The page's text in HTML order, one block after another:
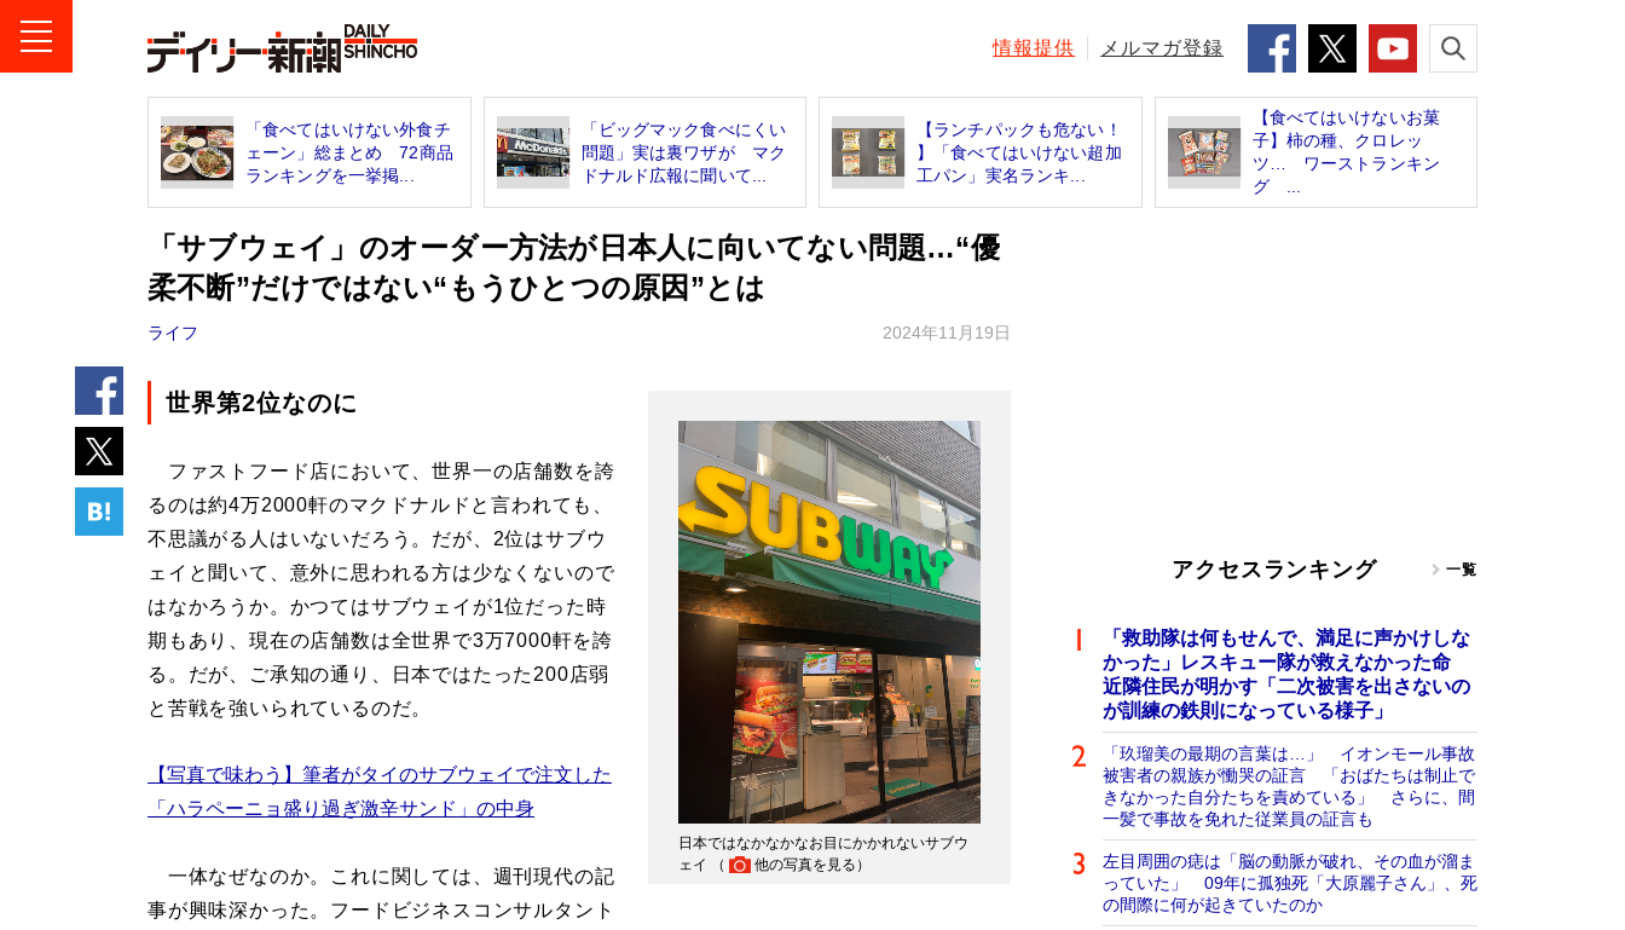
情報提供 メルマガ登録
「食べてはいけない外食チ
ェーン」総まとめ 72商品
ランキングを一挙掲...
「ビッグマック食べにくい
問題」実は裏ワザが マク
ドナルド広報に聞いて...
【ランチパックも危ない！
】「食べてはいけない超加
工パン」実名ランキ...
【食べてはいけないお菓
子】柿の種、クロレッ
ツ… ワーストランキン
グ ...
「サブウェイ」のオーダー方法が日本人に向いてない問題…“優
柔不断”だけではない“もうひとつの原因”とは
ライフ 2024年11月19日
日本ではなかなかなお目にかかれないサブウ
ェイ （
他の写真を見る ）
世界第2位なのに
ファストフード店において、世界一の店舗数を誇
るのは約4万2000軒のマクドナルドと言われても、
不思議がる人はいないだろう。だが、2位はサブウ
ェイと聞いて、意外に思われる方は少なくないので
はなかろうか。かつてはサブウェイが1位だった時
期もあり、現在の店舗数は全世界で3万7000軒を誇
る。だが、ご承知の通り、日本ではたった200店弱
と苦戦を強いられているのだ。
【写真で味わう】筆者がタイのサブウェイで注文した
「ハラペーニョ盛り過ぎ激辛サンド」の中身
一体なぜなのか。これに関しては、週刊現代の記
事が興味深かった。フードビジネスコンサルタント
アクセスランキング 一覧
「救助隊は何もせんで、満足に声かけしな
かった」レスキュー隊が救えなかった命
近隣住民が明かす「二次被害を出さないの
が訓練の鉄則になっている様子」
「玖瑠美の最期の言葉は…」 イオンモール事故
被害者の親族が慟哭の証言 「おばたちは制止で
きなかった自分たちを責めている」 さらに、間
一髪で事故を免れた従業員の証言も
左目周囲の痣は「脳の動脈が破れ、その血が溜ま
っていた」 09年に孤独死「大原麗子さん」、死
の間際に何が起きていたのか